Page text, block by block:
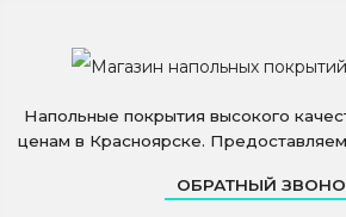
Напольные покрытия высокого
ценам в Красноярске.
ОБРАТНЫЙ